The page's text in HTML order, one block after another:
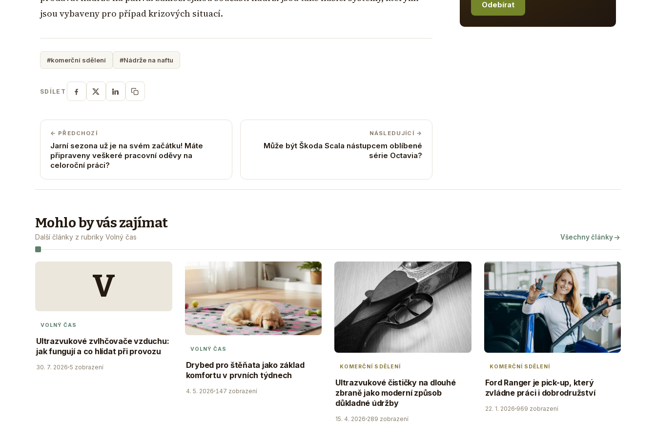
jsou vybaveny pro případ krizových situací.
#komerční sdělení #Nádrže na naftu
SDÍLET
← PŘEDCHOZÍ
Jarní sezona už je na svém začátku! Máte
připraveny veškeré pracovní oděvy na
celoroční práci?
NÁSLEDUJÍCÍ →
Může být Škoda Scala nástupcem oblíbené
série Octavia?
Odebírat
Mohlo by vás zajímat
Další články z rubriky Volný čas Všechny články
V
VOLNÝ ČAS
Ultrazvukové zvlhčovače vzduchu:
jak fungují a co hlídat při provozu
30. 7. 2026 5 zobrazení
VOLNÝ ČAS
Drybed pro štěňata jako základ
komfortu v prvních týdnech
4. 5. 2026 147 zobrazení
KOMERČNÍ SDĚLENÍ
Ultrazvukové čističky na dlouhé
zbraně jako moderní způsob
důkladné údržby
15. 4. 2026 289 zobrazení
KOMERČNÍ SDĚLENÍ
Ford Ranger je pick-up, který
zvládne práci i dobrodružství
22. 1. 2026 969 zobrazení